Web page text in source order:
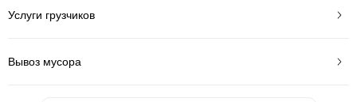
Услуги грузчиков
Вывоз мусора